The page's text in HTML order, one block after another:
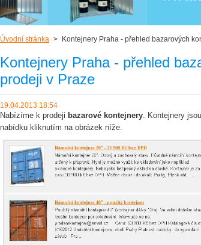
Úvodní stránka > Kontejnery Praha - přehled bazarových
Kontejnery Praha - přehled
prodeji v Praze
19.04.2013 18:54
Nabízíme k prodeji bazarové kontejnery. Kontejnery
nabídku kliknutím na obrázek níže.